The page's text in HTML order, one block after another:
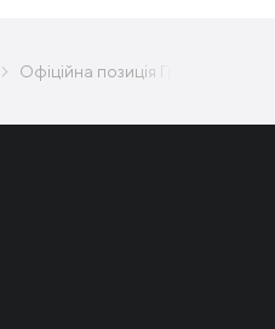
Офіційна позиція Групи